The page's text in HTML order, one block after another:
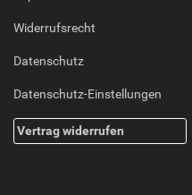
Widerrufsrecht
Datenschutz
Datenschutz-Einstellungen
Vertrag widerrufen